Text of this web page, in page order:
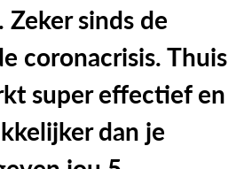
sinds de
coronacrisis. Thuis
super effectief en
dan je